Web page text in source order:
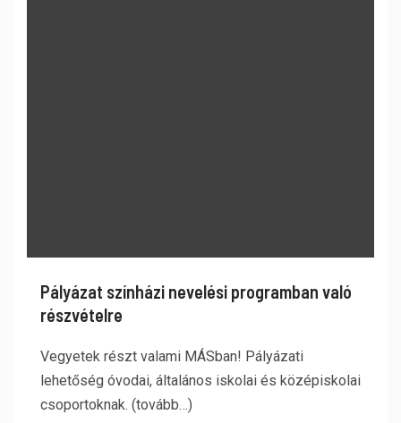
Pályázat színházi nevelési programban való
részvételre
Vegyetek részt valami MÁSban! Pályázati
lehetőség óvodai, általános iskolai és középiskolai
csoportoknak. (tovább…)